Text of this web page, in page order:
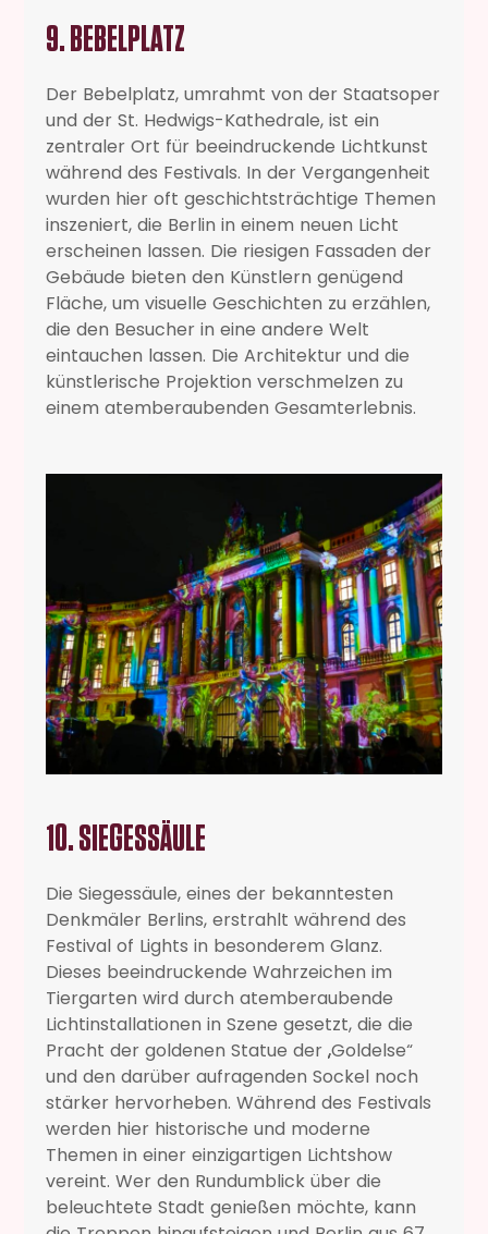
9. BEBELPLATZ
Der Bebelplatz, umrahmt von der Staatsoper
und der St. Hedwigs-Kathedrale, ist ein
zentraler Ort für beeindruckende Lichtkunst
während des Festivals. In der Vergangenheit
wurden hier oft geschichtsträchtige Themen
inszeniert, die Berlin in einem neuen Licht
erscheinen lassen. Die riesigen Fassaden der
Gebäude bieten den Künstlern genügend
Fläche, um visuelle Geschichten zu erzählen,
die den Besucher in eine andere Welt
eintauchen lassen. Die Architektur und die
künstlerische Projektion verschmelzen zu
einem atemberaubenden Gesamterlebnis.
10. SIEGESSÄULE
Die Siegessäule, eines der bekanntesten
Denkmäler Berlins, erstrahlt während des
Festival of Lights in besonderem Glanz.
Dieses beeindruckende Wahrzeichen im
Tiergarten wird durch atemberaubende
Lichtinstallationen in Szene gesetzt, die die
Pracht der goldenen Statue der „Goldelse“
und den darüber aufragenden Sockel noch
stärker hervorheben. Während des Festivals
werden hier historische und moderne
Themen in einer einzigartigen Lichtshow
vereint. Wer den Rundumblick über die
beleuchtete Stadt genießen möchte, kann